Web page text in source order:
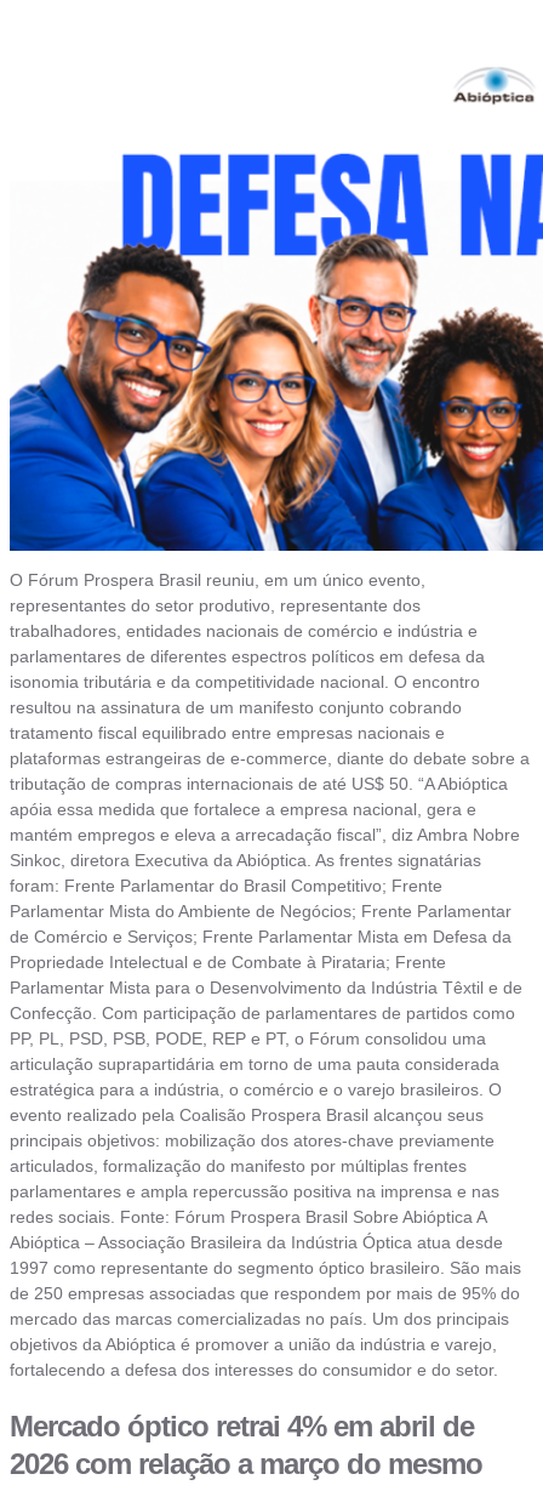
O Fórum Prospera Brasil reuniu, em um único evento,
representantes do setor produtivo, representante dos
trabalhadores, entidades nacionais de comércio e indústria e
parlamentares de diferentes espectros políticos em defesa da
isonomia tributária e da competitividade nacional. O encontro
resultou na assinatura de um manifesto conjunto cobrando
tratamento fiscal equilibrado entre empresas nacionais e
plataformas estrangeiras de e-commerce, diante do debate sobre a
tributação de compras internacionais de até US$ 50. “A Abióptica
apóia essa medida que fortalece a empresa nacional, gera e
mantém empregos e eleva a arrecadação fiscal”, diz Ambra Nobre
Sinkoc, diretora Executiva da Abióptica. As frentes signatárias
foram: Frente Parlamentar do Brasil Competitivo; Frente
Parlamentar Mista do Ambiente de Negócios; Frente Parlamentar
de Comércio e Serviços; Frente Parlamentar Mista em Defesa da
Propriedade Intelectual e de Combate à Pirataria; Frente
Parlamentar Mista para o Desenvolvimento da Indústria Têxtil e de
Confecção. Com participação de parlamentares de partidos como
PP, PL, PSD, PSB, PODE, REP e PT, o Fórum consolidou uma
articulação suprapartidária em torno de uma pauta considerada
estratégica para a indústria, o comércio e o varejo brasileiros. O
evento realizado pela Coalisão Prospera Brasil alcançou seus
principais objetivos: mobilização dos atores-chave previamente
articulados, formalização do manifesto por múltiplas frentes
parlamentares e ampla repercussão positiva na imprensa e nas
redes sociais. Fonte: Fórum Prospera Brasil Sobre Abióptica A
Abióptica – Associação Brasileira da Indústria Óptica atua desde
1997 como representante do segmento óptico brasileiro. São mais
de 250 empresas associadas que respondem por mais de 95% do
mercado das marcas comercializadas no país. Um dos principais
objetivos da Abióptica é promover a união da indústria e varejo,
fortalecendo a defesa dos interesses do consumidor e do setor.
Mercado óptico retrai 4% em abril de
2026 com relação a março do mesmo